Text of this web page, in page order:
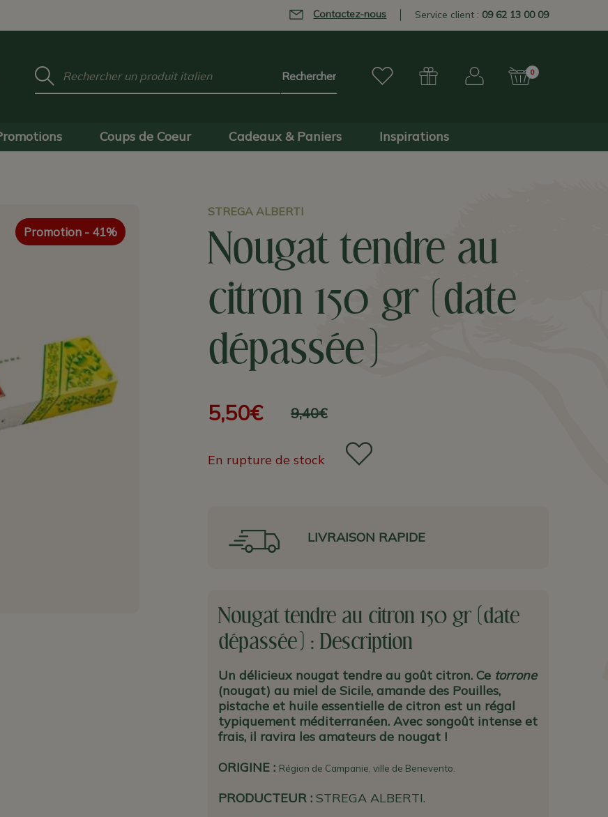
Contactez-nous Service client : 09 62 13 00 09
0
Mot
clé
Coups de Coeur Cadeaux & Paniers Inspirations
STREGA ALBERTI
Nougat tendre au
citron 150 gr (date
dépassée)
9,40€
5,50€
Promotion - 41%
En rupture de stock
LIVRAISON RAPIDE
Nougat tendre au citron 150 gr (date
dépassée) : Description
Un délicieux nougat tendre au goût citron. Ce torrone
(nougat) au miel de Sicile, amande des Pouilles,
pistache et huile essentielle de citron est un régal
typiquement méditerranéen. Avec songoût intense et
frais, il ravira les amateurs de nougat !
ORIGINE : Région de Campanie, ville de Benevento.
PRODUCTEUR : STREGA ALBERTI.